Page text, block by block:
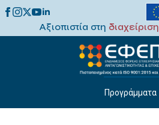
Αξιοπιστία στη διαχείριση
Προγράμματα